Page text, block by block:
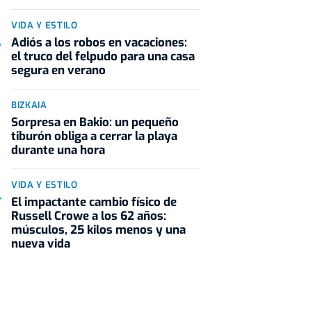
VIDA Y ESTILO
Adiós a los robos en vacaciones:
el truco del felpudo para una casa
segura en verano
BIZKAIA
Sorpresa en Bakio: un pequeño
tiburón obliga a cerrar la playa
durante una hora
VIDA Y ESTILO
El impactante cambio físico de
Russell Crowe a los 62 años:
músculos, 25 kilos menos y una
nueva vida